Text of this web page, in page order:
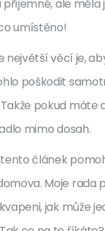
ale
umístěno!
největší věcí je,
poškodit
pokud
mimo dosah.
článek
Moje rada
jak může